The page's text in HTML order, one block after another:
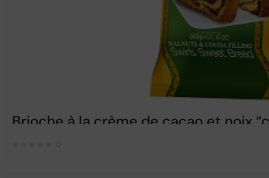
Brioche à la crème de cacao et noix